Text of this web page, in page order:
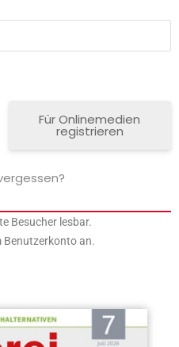
Für Onlinemedien
registrieren
Besucher lesbar.
Benutzerkonto an.